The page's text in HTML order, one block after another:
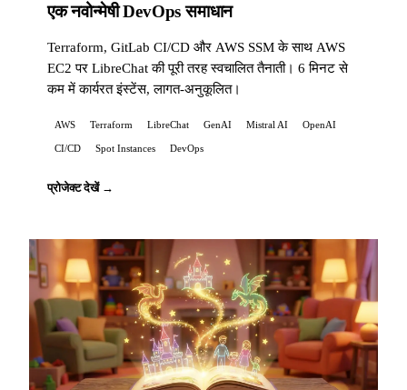
एक नवोन्मेषी DevOps समाधान
Terraform, GitLab CI/CD और AWS SSM के साथ AWS
EC2 पर LibreChat की पूरी तरह स्वचालित तैनाती। 6 मिनट से
कम में कार्यरत इंस्टेंस, लागत-अनुकूलित।
AWS Terraform LibreChat GenAI Mistral AI OpenAI
CI/CD Spot Instances DevOps
प्रोजेक्ट देखें →